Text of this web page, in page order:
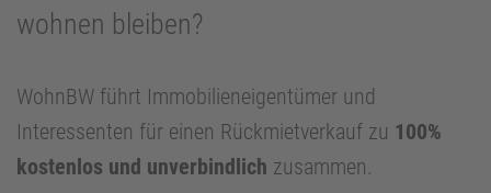
wohnen bleiben?
WohnBW führt Immobilieneigentümer und
Interessenten für einen Rückmietverkauf zu 100%
kostenlos und unverbindlich zusammen.